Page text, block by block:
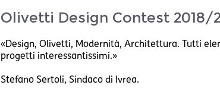
Olivetti Design Contest
«Design, Olivetti, Modernità, Architettura. Tutti
progetti interessantissimi.»
Stefano Sertoli, Sindaco di Ivrea.